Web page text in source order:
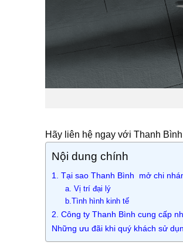
Hãy liên hệ ngay với Thanh
Nội dung chính
1. Tại sao Thanh Bình mở chi
a. Vị trí đại lý
b.Tình hình kinh tế
2. Công ty Thanh Bình cung cấp
Những ưu đãi khi quý khách sử